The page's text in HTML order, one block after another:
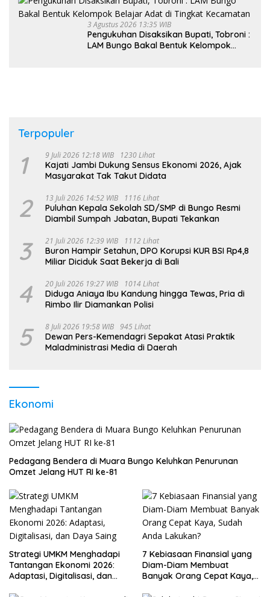
3 Agustus 2026 13:35 WIB
Pengukuhan Disaksikan Bupati, Tobroni :
LAM Bungo Bakal Bentuk Kelompok
Terpopuler
1 9 Juli 2026 12:18 WIB 1230 Lihat
Kajati Jambi Dukung Sensus Ekonomi 2026, Ajak
Masyarakat Tak Takut Didata
2 13 Juli 2026 14:52 WIB 1116 Lihat
Puluhan Kepala Sekolah SD/SMP di Bungo Resmi
Diambil Sumpah Jabatan, Bupati Tekankan
3 21 Juli 2026 12:39 WIB 1112 Lihat
Buron Hampir Setahun, DPO Korupsi KUR BSI Rp4,8
Miliar Diciduk Saat Bekerja di Bali
4 20 Juli 2026 19:27 WIB 1014 Lihat
Diduga Aniaya Ibu Kandung hingga Tewas, Pria di
Rimbo Ilir Diamankan Polisi
5 8 Juli 2026 19:58 WIB 945 Lihat
Dewan Pers-Kemendagri Sepakat Atasi Praktik
Maladministrasi Media di Daerah
Ekonomi
Pedagang Bendera di Muara Bungo Keluhkan Penurunan
Omzet Jelang HUT RI ke-81
Strategi UMKM Menghadapi
Tantangan Ekonomi 2026:
Adaptasi, Digitalisasi, dan
7 Kebiasaan Finansial yang
Diam-Diam Membuat
Banyak Orang Cepat Kaya,